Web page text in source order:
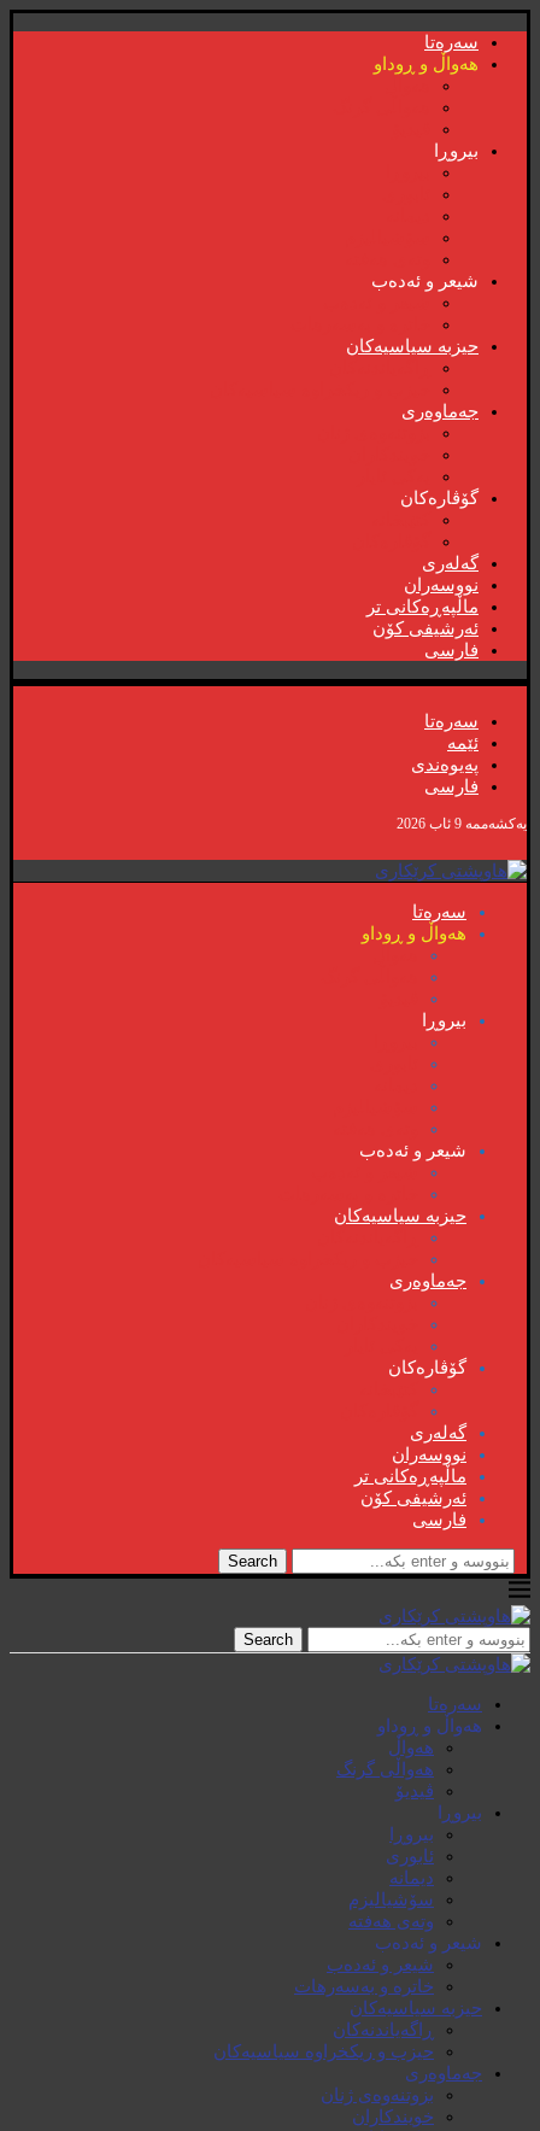
سەرەتا
هەواڵ و ڕوداو
بیروڕا
شیعر و ئەدەب
حیزبە سیاسیەکان
جەماوەری
گۆڤارەکان
گەلەری
نووسەران
ماڵپەڕەکانی تر
ئەرشیفی کۆن
فارسی
سەرەتا
ئێمە
پەیوەندی
فارسی
یەکشەممە 9 ئاب 2026
سەرەتا
هەواڵ و ڕوداو
بیروڕا
شیعر و ئەدەب
حیزبە سیاسیەکان
جەماوەری
گۆڤارەکان
گەلەری
نووسەران
ماڵپەڕەکانی تر
ئەرشیفی کۆن
فارسی
Search
Search
سەرەتا
هەواڵ و ڕوداو
هەواڵ
هەواڵی گرنگ
ڤیدیۆ
بیروڕا
بیروڕا
ئابوری
دیمانە
سۆشیالیزم
وتەی هەفتە
شیعر و ئەدەب
شیعر و ئەدەب
خاترە و بەسەرهات
حیزبە سیاسیەکان
ڕاگەیاندنەکان
حیزب و ریکخراوە سیاسیەکان
جەماوەری
بزوتنەوەی ژنان
خویند‌کاران